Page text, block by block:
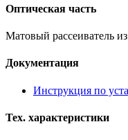
Оптическая часть
Матовый рассеиватель
Документация
Инструкция по
Тех. характеристики